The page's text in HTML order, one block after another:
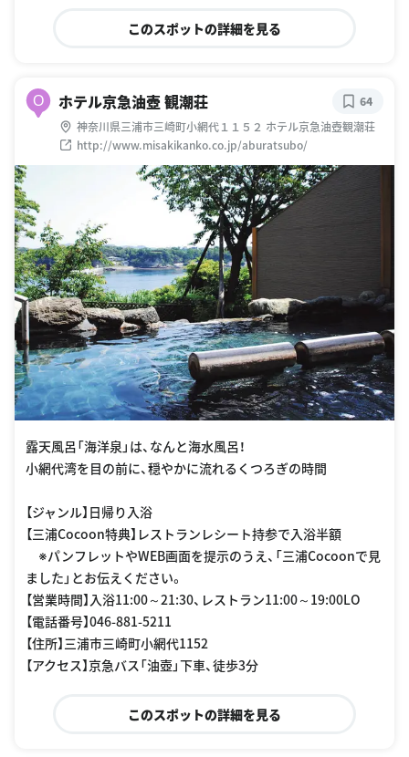
このスポットの詳細を見る
O ホテル京急油壺 観潮荘
神奈川県三浦市三崎町小網代１１５２ ホテル京急油壺観潮荘
http://www.misakikanko.co.jp/aburatsubo/
64
露天風呂「海洋泉」は、なんと海水風呂！
小網代湾を目の前に、穏やかに流れるくつろぎの時間
【ジャンル】日帰り入浴
【三浦Cocoon特典】レストランレシート持参で入浴半額
※パンフレットやWEB画面を提示のうえ、「三浦Cocoonで見
ました」とお伝えください。
【営業時間】入浴11:00～21:30、レストラン11:00～19:00LO
【電話番号】046-881-5211
【住所】三浦市三崎町小網代1152
【アクセス】京急バス「油壺」下車、徒歩3分
このスポットの詳細を見る